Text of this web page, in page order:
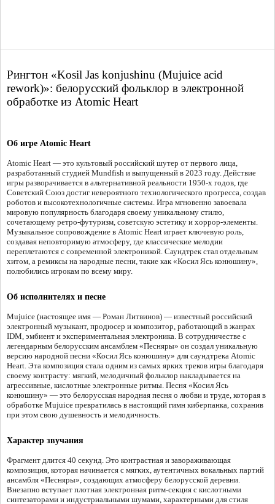
Рингтон «Kosil Jas konjushinu (Mujuice acid
rework)»: белорусский фольклор в электронной
обработке из Atomic Heart
Об игре Atomic Heart
Atomic Heart — это культовый российский шутер от первого лица,
разработанный студией Mundfish и выпущенный в 2023 году. Действие
игры разворачивается в альтернативной реальности 1950-х годов, где
Советский Союз достиг невероятного технологического прогресса, создав
роботов и высокотехнологичные системы. Игра мгновенно завоевала
мировую популярность благодаря своему уникальному стилю,
сочетающему ретро-футуризм, советскую эстетику и хоррор-элементы.
Музыкальное сопровождение в Atomic Heart играет ключевую роль,
создавая неповторимую атмосферу, где классические мелодии
переплетаются с современной электроникой. Саундтрек стал отдельным
хитом, а ремиксы на народные песни, такие как «Косил Ясь конюшину»,
полюбились игрокам по всему миру.
Об исполнителях и песне
Mujuice (настоящее имя — Роман Литвинов) — известный российский
электронный музыкант, продюсер и композитор, работающий в жанрах
IDM, эмбиент и экспериментальная электроника. В сотрудничестве с
легендарным белорусским ансамблем «Песняры» он создал уникальную
версию народной песни «Косил Ясь конюшину» для саундтрека Atomic
Heart. Эта композиция стала одним из самых ярких треков игры благодаря
своему контрасту: мягкий, мелодичный фольклор накладывается на
агрессивные, кислотные электронные ритмы. Песня «Косил Ясь
конюшину» — это белорусская народная песня о любви и труде, которая в
обработке Mujuice превратилась в настоящий гимн киберпанка, сохранив
при этом свою душевность и мелодичность.
Характер звучания
Фрагмент длится 40 секунд. Это контрастная и завораживающая
композиция, которая начинается с мягких, аутентичных вокальных партий
ансамбля «Песняры», создающих атмосферу белорусской деревни.
Внезапно вступает плотная электронная ритм-секция с кислотными
синтезаторами и индустриальными шумами, характерными для стиля